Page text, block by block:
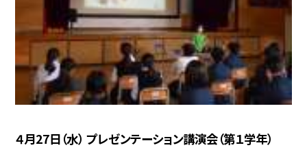
４月27日（水） プレゼンテーション講演会（第１学年）